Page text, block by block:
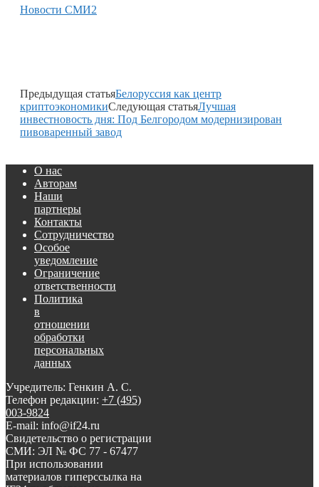
Новости СМИ2
Предыдущая статьяБелоруссия как центр
криптоэкономикиСледующая статьяЛучшая
инвестновость дня: Под Белгородом модернизирован
пивоваренный завод
О нас
Авторам
Наши
партнеры
Контакты
Сотрудничество
Особое
уведомление
Ограничение
ответственности
Политика
в
отношении
обработки
персональных
данных
Учредитель: Генкин А. С.
Телефон редакции: +7 (495)
003-9824
E-mail: info@if24.ru
Свидетельство о регистрации
СМИ: ЭЛ № ФС 77 - 67477
При использовании
материалов гиперссылка на